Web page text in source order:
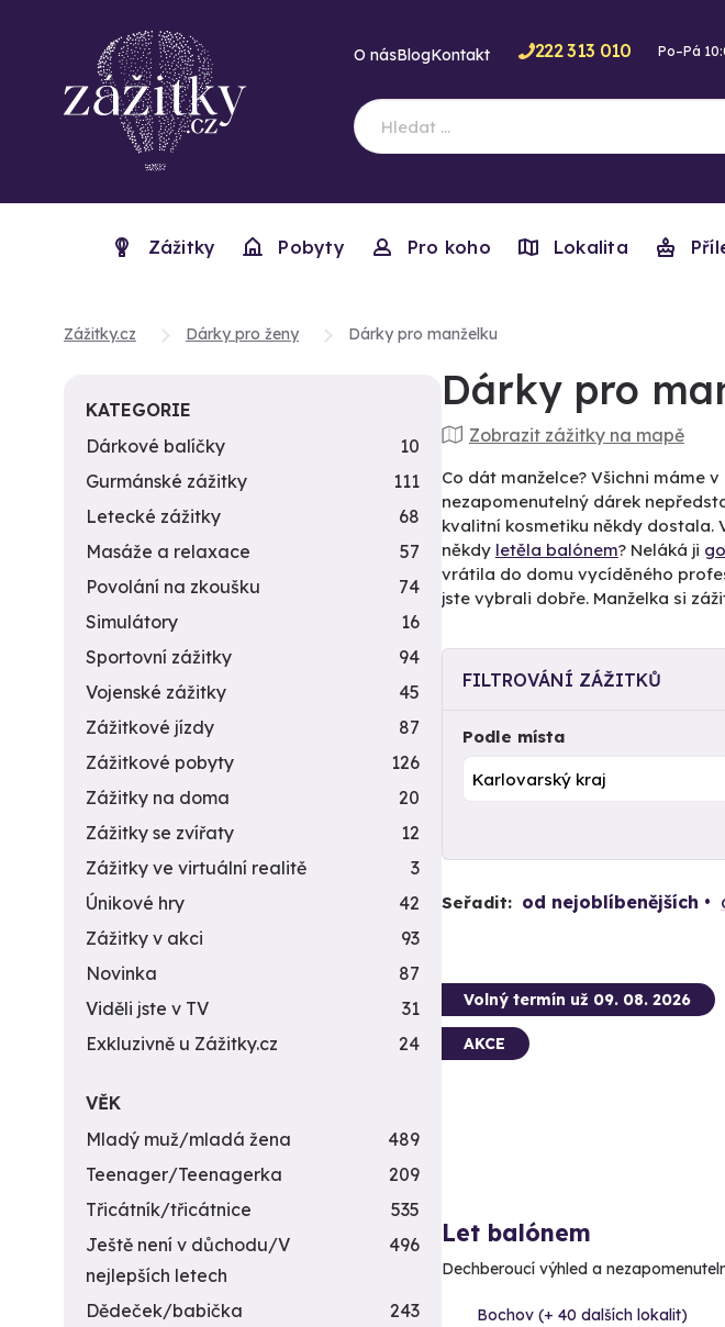
O násBlogKontakt 222 313 010 Po–Pá
Zážitky Pobyty Pro koho Lokalita
Zážitky.cz Dárky pro ženy Dárky pro manželku
Dárky pro
Zobrazit zážitky na mapě
Co dát manželce? Všichni máme
nezapomenutelný dárek
kvalitní kosmetiku někdy dostala.
někdy letěla balónem? Neláká ji
vrátila do domu vycíděného
jste vybrali dobře. Manželka si
FILTROVÁNÍ ZÁŽITKŮ
Podle místa
Seřadit: od nejoblíbenějších
Volný termín už 09. 08. 2026
AKCE
Let balónem
Dechberoucí výhled a
Bochov (+ 40 dalších lokalit)
KATEGORIE
Dárkové balíčky
10
Gurmánské zážitky
111
Letecké zážitky
68
Masáže a relaxace
57
Povolání na zkoušku
74
Simulátory
16
Sportovní zážitky
94
Vojenské zážitky
45
Zážitkové jízdy
87
Zážitkové pobyty
126
Zážitky na doma
20
Zážitky se zvířaty
12
Zážitky ve virtuální realitě
3
Únikové hry
42
Zážitky v akci
93
Novinka
87
Viděli jste v TV
31
Exkluzivně u Zážitky.cz
24
VĚK
Mladý muž/mladá žena
489
Teenager/Teenagerka
209
Třicátník/třicátnice
535
Ještě není v důchodu/V
nejlepších letech
496
Dědeček/babička
243